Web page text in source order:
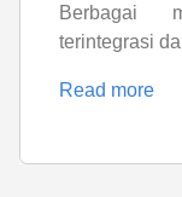
Berbagai
terintegrasi
Read more